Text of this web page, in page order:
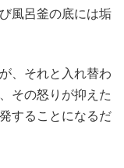
風呂釜の底には垢
、それと入れ替わ
その怒りが抑えた
することになるだ